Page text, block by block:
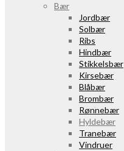
Bær
Jordbær
Solbær
Ribs
Hindbær
Stikkelsbær
Kirsebær
Blåbær
Brombær
Rønnebær
Hyldebær
Tranebær
Vindruer